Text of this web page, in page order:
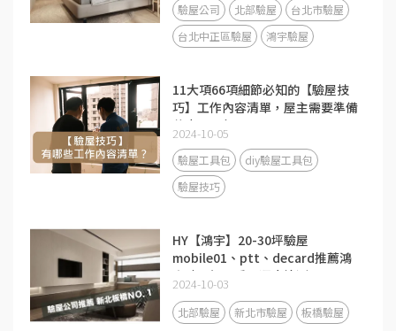
驗屋公司 北部驗屋
台北市驗屋
台北中正區驗屋
鴻宇驗屋
11大項66項細節必知的【驗屋技
巧】工作內容清單，屋主需要準備
什麼工具包嗎？
2024-10-05
驗屋工具包
diy驗屋工具包
驗屋技巧
HY【鴻宇】20-30坪驗屋
mobile01、ptt、decard推薦鴻
宇驗屋師及房屋漏水檢測
2024-10-03
北部驗屋 新北市驗屋 板橋驗屋